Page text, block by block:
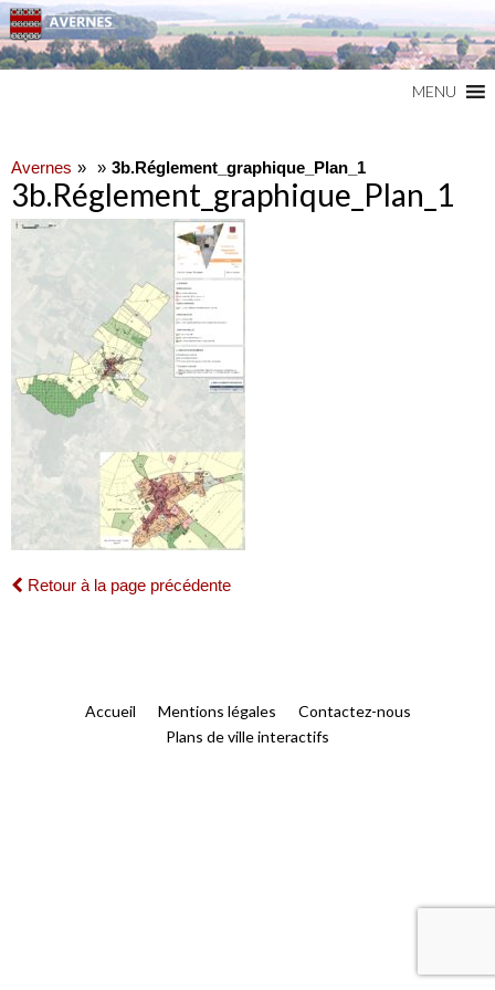
MENU
Avernes 3b.Réglement_graphique_Plan_1
3b.Réglement_graphique_Plan_1
Retour à la page précédente
Accueil Mentions légales
Contactez-nous
Plans de ville interactifs